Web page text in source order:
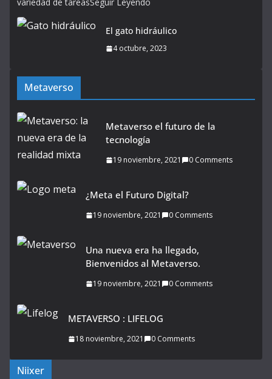
El gato hidráulico
4 octubre, 2023
Metaverso
Metaverso el futuro de la
tecnología
19 noviembre, 2021 0 Comments
¿Meta el Futuro Digital?
19 noviembre, 2021 0 Comments
Una nueva era ha llegado,
Bienvenidos al Metaverso.
19 noviembre, 2021 0 Comments
METAVERSO : LIFELOG
18 noviembre, 2021 0 Comments
Niixer